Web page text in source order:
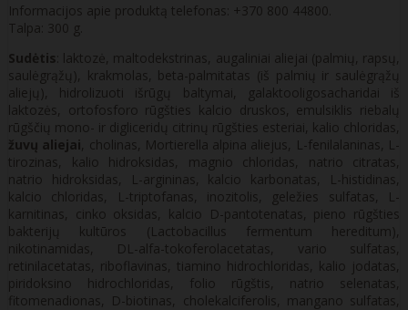
Informacijos apie produktą telefonas: +370 800 44800.
Talpa: 300 g.
Sudėtis : laktozė, maltodekstrinas, augaliniai aliejai (palmių, rapsų,
saulėgrąžų), krakmolas, beta-palmitatas (iš palmių ir saulėgrąžų
aliejų), hidrolizuoti išrūgų baltymai, galaktooligosacharidai iš
laktozės, ortofosforo rūgšties kalcio druskos, emulsiklis riebalų
rūgščių mono- ir digliceridų citrinų rūgšties esteriai, kalio chloridas,
žuvų aliejai , cholinas, Mortierella alpina aliejus, L-fenilalaninas, L-
tirozinas, kalio hidroksidas, magnio chloridas, natrio citratas,
natrio hidroksidas, L-argininas, kalcio karbonatas, L-histidinas,
kalcio chloridas, L-triptofanas, inozitolis, geležies sulfatas, L-
karnitinas, cinko oksidas, kalcio D-pantotenatas, pieno rūgšties
bakterijų kultūros (Lactobacillus fermentum hereditum),
nikotinamidas, DL-alfa-tokoferolacetatas, vario sulfatas,
retinilacetatas, riboflavinas, tiamino hidrochloridas, kalio jodatas,
piridoksino hidrochloridas, folio rūgštis, natrio selenatas,
fitomenadionas, D-biotinas, cholekalciferolis, mangano sulfatas,